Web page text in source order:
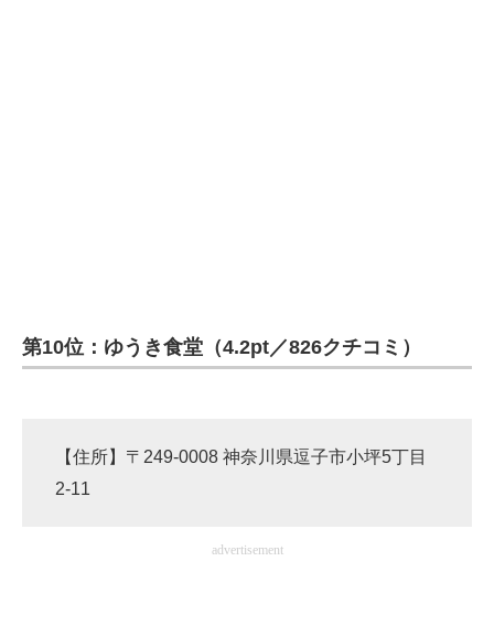
第10位：ゆうき食堂（4.2pt／826クチコミ）
【住所】〒249-0008 神奈川県逗子市小坪5丁目
2-11
advertisement